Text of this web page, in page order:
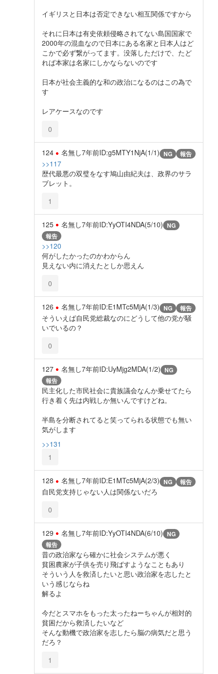
イギリスと日本は否定できない相互関係ですから
それに日本は有史依頼侵略されてない島国国家で
2000年の混血なので日本にある名家と日本人はど
こかで必ず繋がってます。没落しただけで、たど
れば本家は名家にしかならないのです
日本が社会主義的な和の政治になるのはこの為で
す
レアケースなのです
0
124 名無し7年前ID:g5MTY1NjA(1/1) NG 報告
>>117
歴代最悪の双璧をなす鳩山由紀夫は、政界のサラ
ブレット。
1
125 名無し7年前ID:YyOTI4NDA(5/10) NG
報告
>>120
何がしたかったのかわからん
見えない内に消えたとしか思えん
0
126 名無し7年前ID:E1MTc5MjA(1/3) NG 報告
そういえば自民党総裁なのにどうして他の党が騒
いでいるの？
0
127 名無し7年前ID:UyMjg2MDA(1/2) NG
報告
民主化した市民社会に貴族議会なんか乗せてたら
行き着く先は内戦しか無いんですけどね。
半島を分断されてると笑ってられる状態でも無い
気がします
>>131
1
128 名無し7年前ID:E1MTc5MjA(2/3) NG 報告
自民党支持じゃない人は関係ないだろ
0
129 名無し7年前ID:YyOTI4NDA(6/10) NG
報告
昔の政治家なら確かに社会システムが悪く
貧困農家が子供を売り飛ばすようなこともあり
そういう人を救済したいと思い政治家を志したと
いう感じならね
解るよ
今だとスマホをもった太ったねーちゃんが相対的
貧困だから救済したいなど
そんな動機で政治家を志したら脳の病気だと思う
だろ？
1